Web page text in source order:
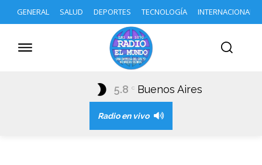
GENERAL SALUD DEPORTES TECNOLOGÍA INTERNACIONAL
5.8 C Buenos Aires
Radio en vivo